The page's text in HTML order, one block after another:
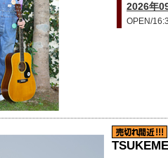
2026年
OPEN/